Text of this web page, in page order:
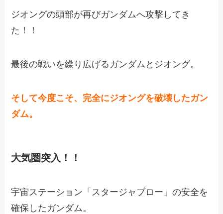
ジオングの頭部が再びガンダムへ攻撃してき
た！！
最後の戦いを繰り広げるガンダムとジオング。
そして今度こそ、完全にジオングを破壊したガン
ダム。
大気圏突入！！
宇宙ステーション「スタージャブロー」の安全を
確保したガンダム。